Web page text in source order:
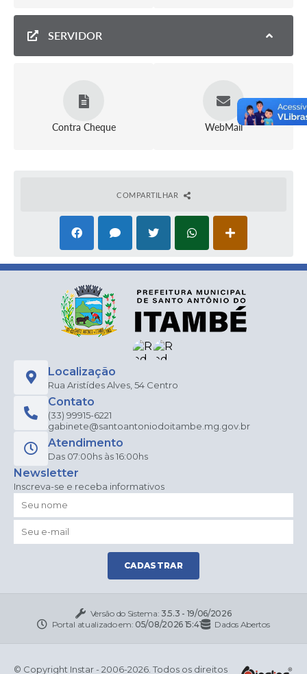
SERVIDOR
Contra Cheque WebMail
COMPARTILHAR
Localização
Rua Aristídes Alves, 54 Centro
Contato
(33) 99915-6221
gabinete@santoantoniodoitambe.mg.gov.br
Atendimento
Das 07:00hs às 16:00hs
Newsletter
Inscreva-se e receba informativos
CADASTRAR
Versão do Sistema: 3.5.3 - 19/06/2026
Portal atualizado em: 05/08/2026 15:41 Dados Abertos
© Copyright Instar - 2006-2026. Todos os direitos